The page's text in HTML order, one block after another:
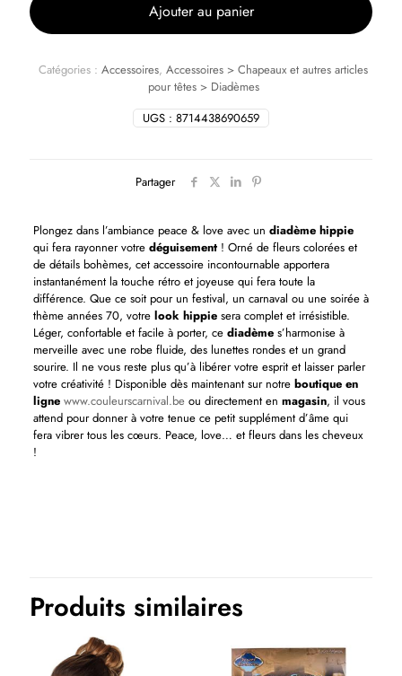
Ajouter au panier
UGS : 8714438690659
Catégories : Accessoires, Accessoires > Chapeaux et autres articles
pour têtes > Diadèmes
Partager
Plongez dans l’ambiance peace & love avec un diadème hippie
qui fera rayonner votre déguisement! Orné de fleurs colorées et
de détails bohèmes, cet accessoire incontournable apportera
instantanément la touche rétro et joyeuse qui fera toute la
différence. Que ce soit pour un festival, un carnaval ou une soirée à
thème années 70, votre look hippiesera complet et irrésistible.
Léger, confortable et facile à porter, ce diadèmes’harmonise à
merveille avec une robe fluide, des lunettes rondes et un grand
sourire. Il ne vous reste plus qu’à libérer votre esprit et laisser parler
votre créativité ! Disponible dès maintenant sur notre boutique en
ligne www.couleurscarnival.beou directement en magasin, il vous
attend pour donner à votre tenue ce petit supplément d’âme qui
fera vibrer tous les cœurs. Peace, love… et fleurs dans les cheveux
!
Produits similaires